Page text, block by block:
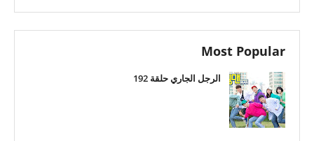
Most Popular
الرجل الجاري حلقة 192